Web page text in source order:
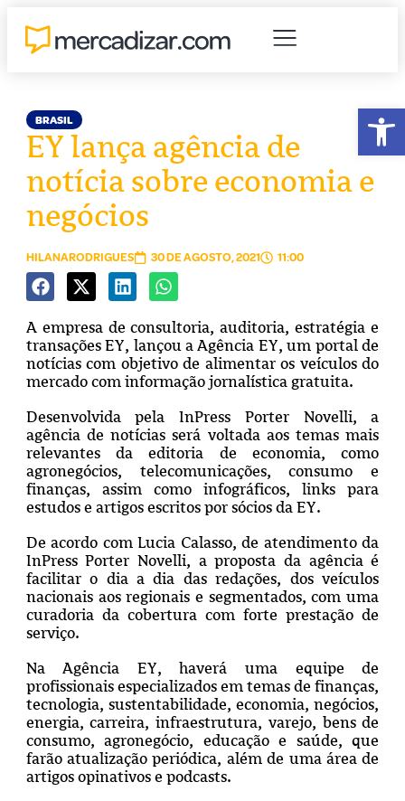
BRASIL
EY lança agência de
notícia sobre economia e
negócios
HILANARODRIGUES 30 DE AGOSTO, 2021 11:00
A empresa de consultoria, auditoria, estratégia e
transações EY, lançou a Agência EY, um portal de
notícias com objetivo de alimentar os veículos do
mercado com informação jornalística gratuita.
Desenvolvida pela InPress Porter Novelli, a
agência de notícias será voltada aos temas mais
relevantes da editoria de economia, como
agronegócios, telecomunicações, consumo e
finanças, assim como infográficos, links para
estudos e artigos escritos por sócios da EY.
De acordo com Lucia Calasso, de atendimento da
InPress Porter Novelli, a proposta da agência é
facilitar o dia a dia das redações, dos veículos
nacionais aos regionais e segmentados, com uma
curadoria da cobertura com forte prestação de
serviço.
Na Agência EY, haverá uma equipe de
profissionais especializados em temas de finanças,
tecnologia, sustentabilidade, economia, negócios,
energia, carreira, infraestrutura, varejo, bens de
consumo, agronegócio, educação e saúde, que
farão atualização periódica, além de uma área de
artigos opinativos e podcasts.